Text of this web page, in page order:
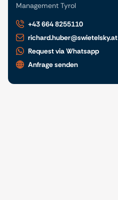
Management Tyrol
+43 664 8255110
richard.huber@swietelsky.at
Request via Whatsapp
Anfrage senden